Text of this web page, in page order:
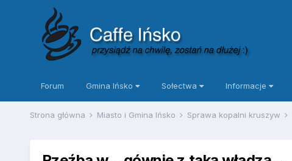
Forum Gmina Ińsko Sołectwa Informacje
Strona główna Miasto i Gmina Ińsko Sprawa kopalni kruszyw